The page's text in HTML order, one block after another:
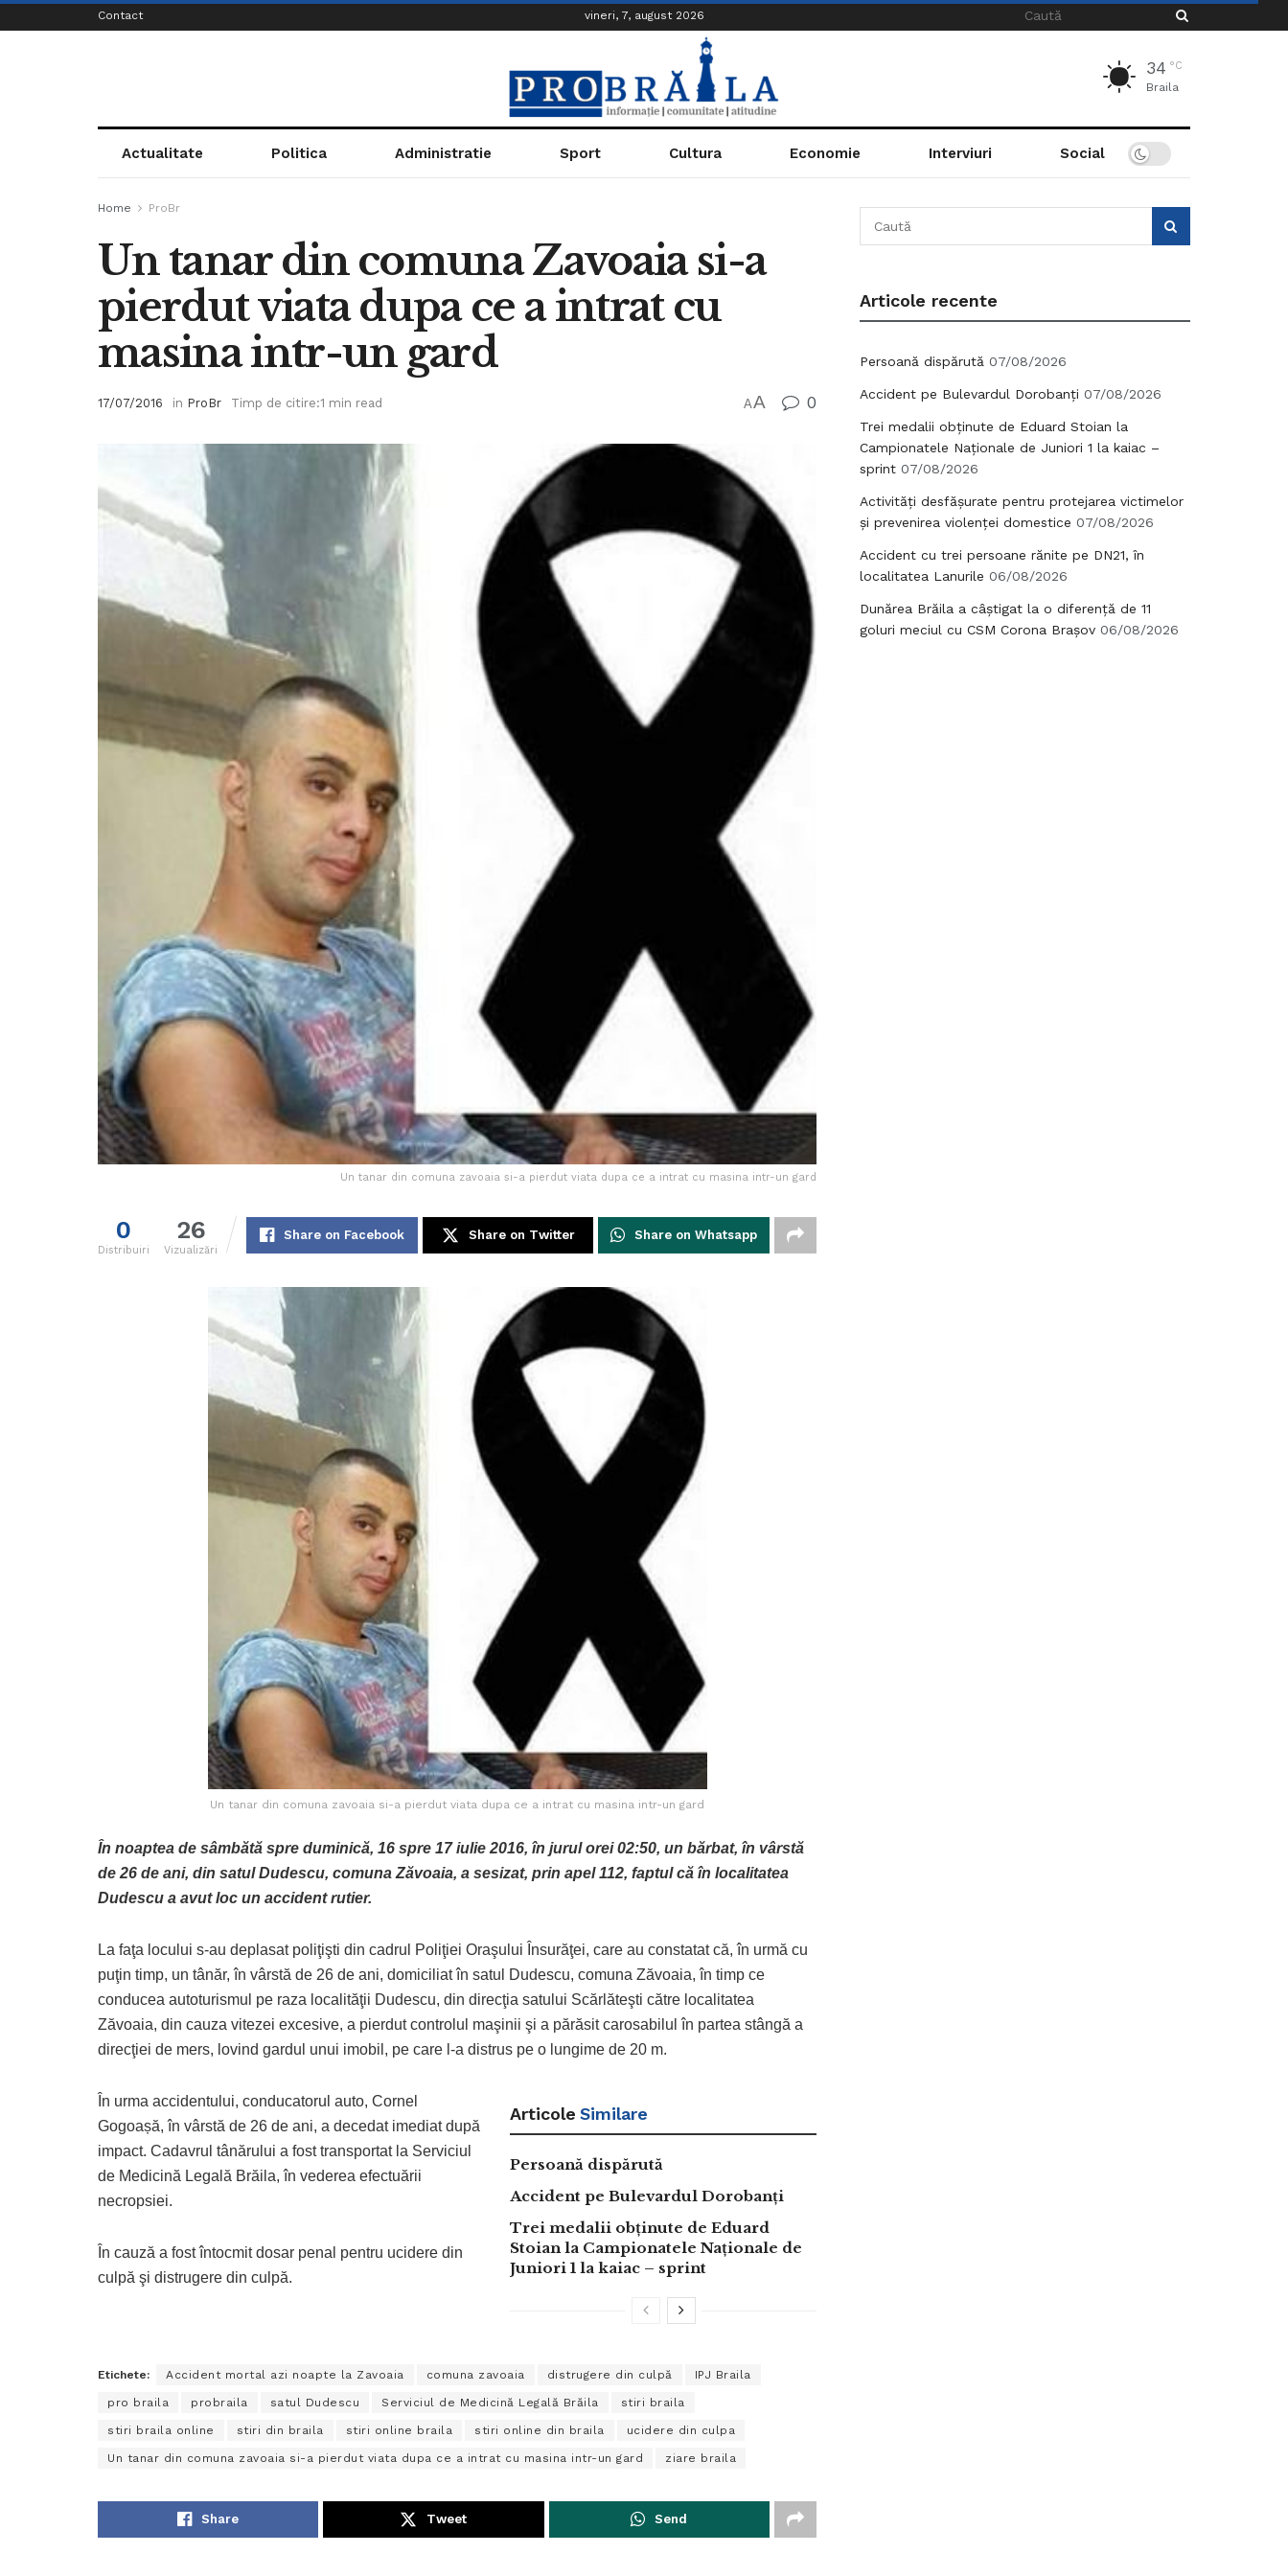
Contact vineri, 7, august 2026
34 °C
Braila
Actualitate Politica Administratie Sport Cultura Economie Interviuri Social
Home ProBr
Un tanar din comuna Zavoaia si-a
pierdut viata dupa ce a intrat cu
masina intr-un gard
17/07/2016 in ProBr Timp de citire:1 min read AA 0
Un tanar din comuna zavoaia si-a pierdut viata dupa ce a intrat cu masina intr-un gard
0
Distribuiri
26
Vizualizări
Share on Facebook Share on Twitter Share on Whatsapp
Un tanar din comuna zavoaia si-a pierdut viata dupa ce a intrat cu masina intr-un gard
În noaptea de sâmbătă spre duminică, 16 spre 17 iulie 2016, în jurul orei 02:50, un bărbat, în vârstă
de 26 de ani, din satul Dudescu, comuna Zăvoaia, a sesizat, prin apel 112, faptul că în localitatea
Dudescu a avut loc un accident rutier.
La faţa locului s-au deplasat poliţişti din cadrul Poliţiei Oraşului Însurăţei, care au constatat că, în urmă cu
puţin timp, un tânăr, în vârstă de 26 de ani, domiciliat în satul Dudescu, comuna Zăvoaia, în timp ce
conducea autoturismul pe raza localităţii Dudescu, din direcţia satului Scărlăteşti către localitatea
Zăvoaia, din cauza vitezei excesive, a pierdut controlul maşinii şi a părăsit carosabilul în partea stângă a
direcţiei de mers, lovind gardul unui imobil, pe care l-a distrus pe o lungime de 20 m.
Articole Similare
Persoană dispărută
Accident pe Bulevardul Dorobanți
Trei medalii obținute de Eduard
Stoian la Campionatele Naționale de
Juniori 1 la kaiac – sprint
În urma accidentului, conducatorul auto, Cornel
Gogoașă, în vârstă de 26 de ani, a decedat imediat după
impact. Cadavrul tânărului a fost transportat la Serviciul
de Medicină Legală Brăila, în vederea efectuării
necropsiei.
În cauză a fost întocmit dosar penal pentru ucidere din
culpă şi distrugere din culpă.
Etichete: Accident mortal azi noapte la Zavoaia comuna zavoaia distrugere din culpă IPJ Braila
pro braila probraila satul Dudescu Serviciul de Medicină Legală Brăila stiri braila
stiri braila online stiri din braila stiri online braila stiri online din braila ucidere din culpa
Un tanar din comuna zavoaia si-a pierdut viata dupa ce a intrat cu masina intr-un gard ziare braila
Share Tweet Send
Articole recente
Persoană dispărută 07/08/2026
Accident pe Bulevardul Dorobanți 07/08/2026
Trei medalii obținute de Eduard Stoian la
Campionatele Naționale de Juniori 1 la kaiac –
sprint 07/08/2026
Activități desfășurate pentru protejarea victimelor
și prevenirea violenței domestice 07/08/2026
Accident cu trei persoane rănite pe DN21, în
localitatea Lanurile 06/08/2026
Dunărea Brăila a câștigat la o diferență de 11
goluri meciul cu CSM Corona Brașov 06/08/2026